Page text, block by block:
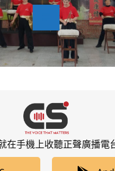
在手機上收聽正聲廣播電